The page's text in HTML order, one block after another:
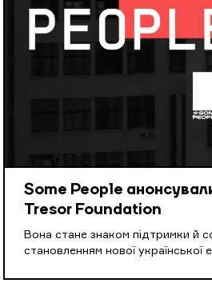
Some People
Tresor Foundation
Вона стане знаком підтримки й
становленням нової української